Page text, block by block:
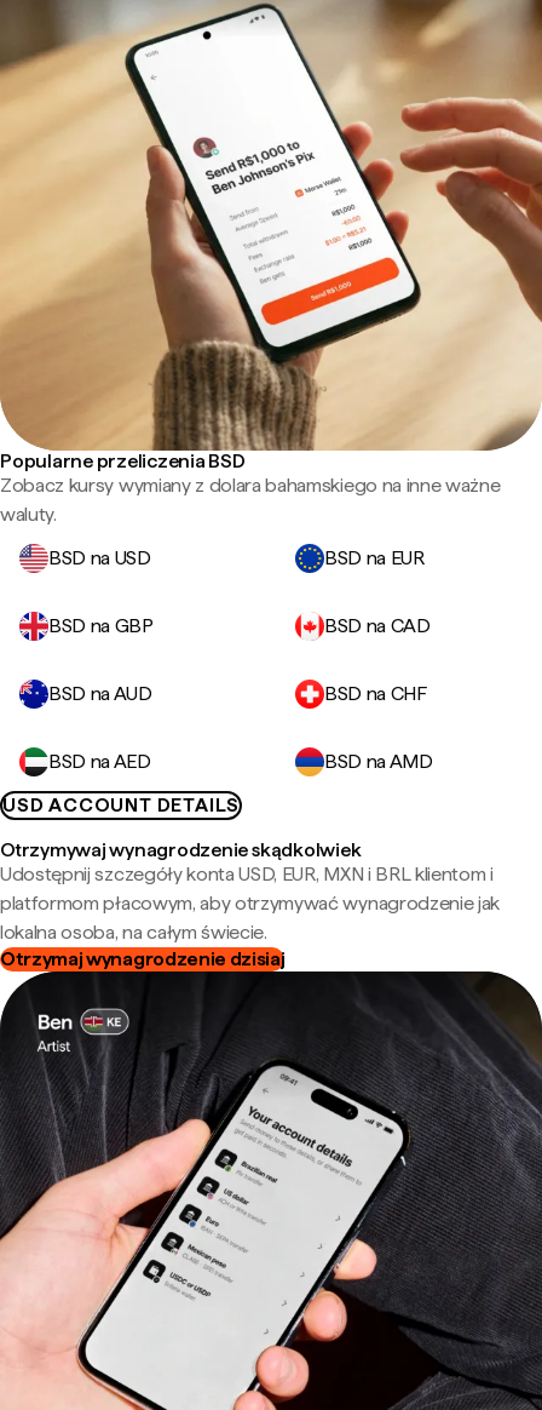
Popularne przeliczenia BSD
Zobacz kursy wymiany z dolara bahamskiego na inne ważne
waluty.
BSD na USD
BSD na EUR
BSD na GBP BSD na CAD
BSD na AUD BSD na CHF
BSD na AED
BSD na AMD
USD ACCOUNT DETAILS
Otrzymywaj wynagrodzenie skądkolwiek
Udostępnij szczegóły konta USD, EUR, MXN i BRL klientom i
platformom płacowym, aby otrzymywać wynagrodzenie jak
lokalna osoba, na całym świecie.
Otrzymaj wynagrodzenie dzisiaj